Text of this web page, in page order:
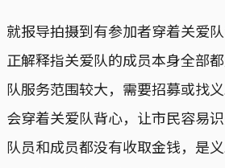
就报导拍摄到有参加者穿着关爱
正解释指关爱队的成员本身全部
队服务范围较大，需要招募或找
会穿着关爱队背心，让市民容易
队员和成员都没有收取金钱，是